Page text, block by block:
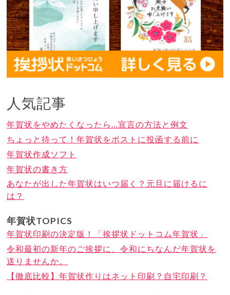
人気記事
年賀状をやめたくなったら…宣言の方法と例文
ちょっと待って！年賀状をポストに投函する前に
年賀状作成ソフト
年賀状の書き方
あなたが出した年賀状はいつ届く？元旦に届けるに
は？
年賀状TOPICS
年賀状印刷の決定版！「挨拶状ドットコム年賀状」
令和最初の新年のご挨拶に、令和にちなんだ年賀状を
送りませんか。
【徹底比較】年賀状作りはネット印刷？自宅印刷？